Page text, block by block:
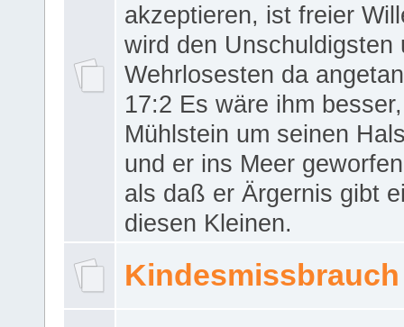
akzeptieren, ist freier
wird den Unschuldigsten
Wehrlosesten da
17:2 Es wäre ihm
Mühlstein um seinen
und er ins Meer
als daß er Ärgernis gibt
diesen Kleinen.
Kindesmissbrauch